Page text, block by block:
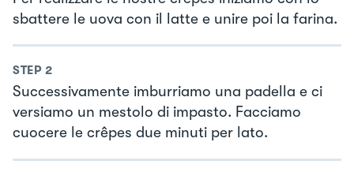
sbattere le uova con il latte e unire poi la farina.
STEP 2
Successivamente imburriamo una padella e ci
versiamo un mestolo di impasto. Facciamo
cuocere le crêpes due minuti per lato.